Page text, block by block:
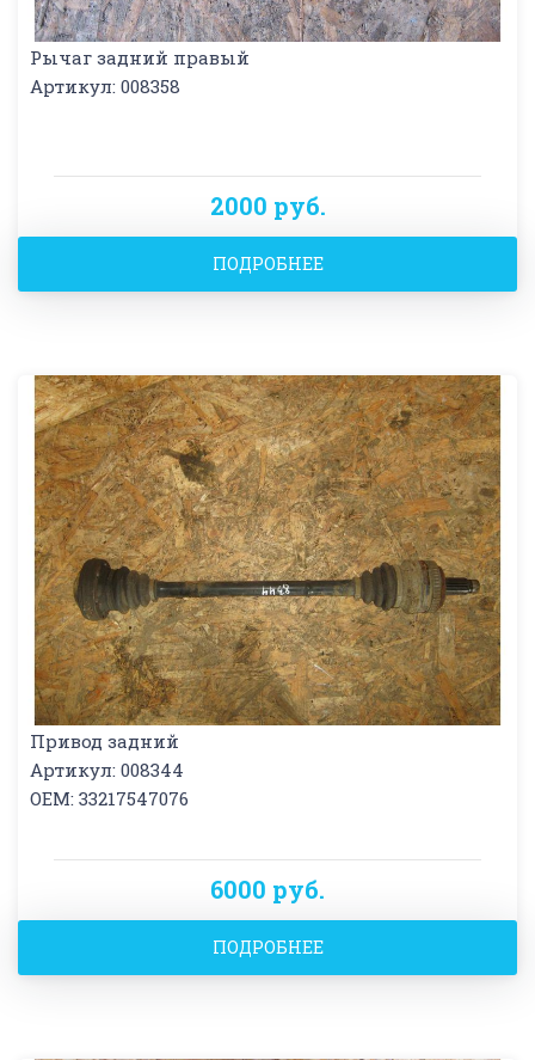
Рычаг задний правый
Артикул: 008358
2000 руб.
ПОДРОБНЕЕ
Привод задний
Артикул: 008344
OEM: 33217547076
6000 руб.
ПОДРОБНЕЕ